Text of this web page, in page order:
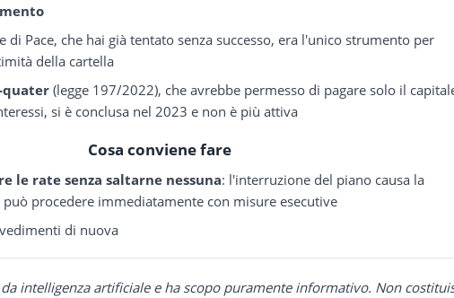
di Pace, che hai già tentato senza successo, era l'unico strumento per
della cartella
quater (legge 197/2022), che avrebbe permesso di pagare solo il
si è conclusa nel 2023 e non è più attiva
Cosa conviene fare
le rate senza saltarne nessuna: l'interruzione del piano causa la
può procedere immediatamente con misure esecutive
di nuova
intelligenza artificiale e ha scopo puramente informativo. Non